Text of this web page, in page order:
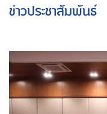
ข่าวประชาสัมพันธ์